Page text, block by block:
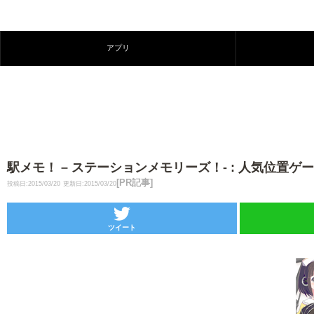
アプリ
駅メモ！ – ステーションメモリーズ！- : 人気位置ゲ
投稿日:2015/03/20 更新日:2015/03/20 [PR記事]
ツイート